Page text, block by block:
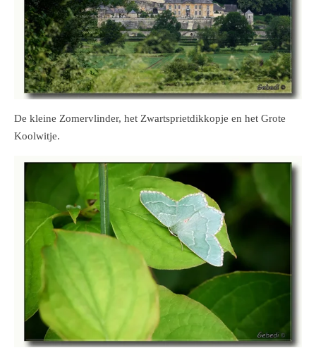
De kleine Zomervlinder, het Zwartsprietdikkopje en het Grote
Koolwitje.